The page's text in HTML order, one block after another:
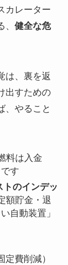
カレーター
健全な危
は、裏を返
出すための
、やること
料は入金
す
のインデッ
額貯金・退
自動装置」
費削減）